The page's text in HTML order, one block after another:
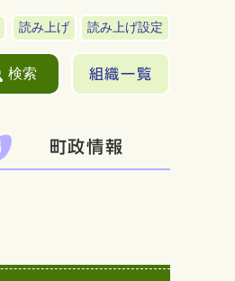
読み上げ 読み上げ設定
検索 組織一覧
町政情報